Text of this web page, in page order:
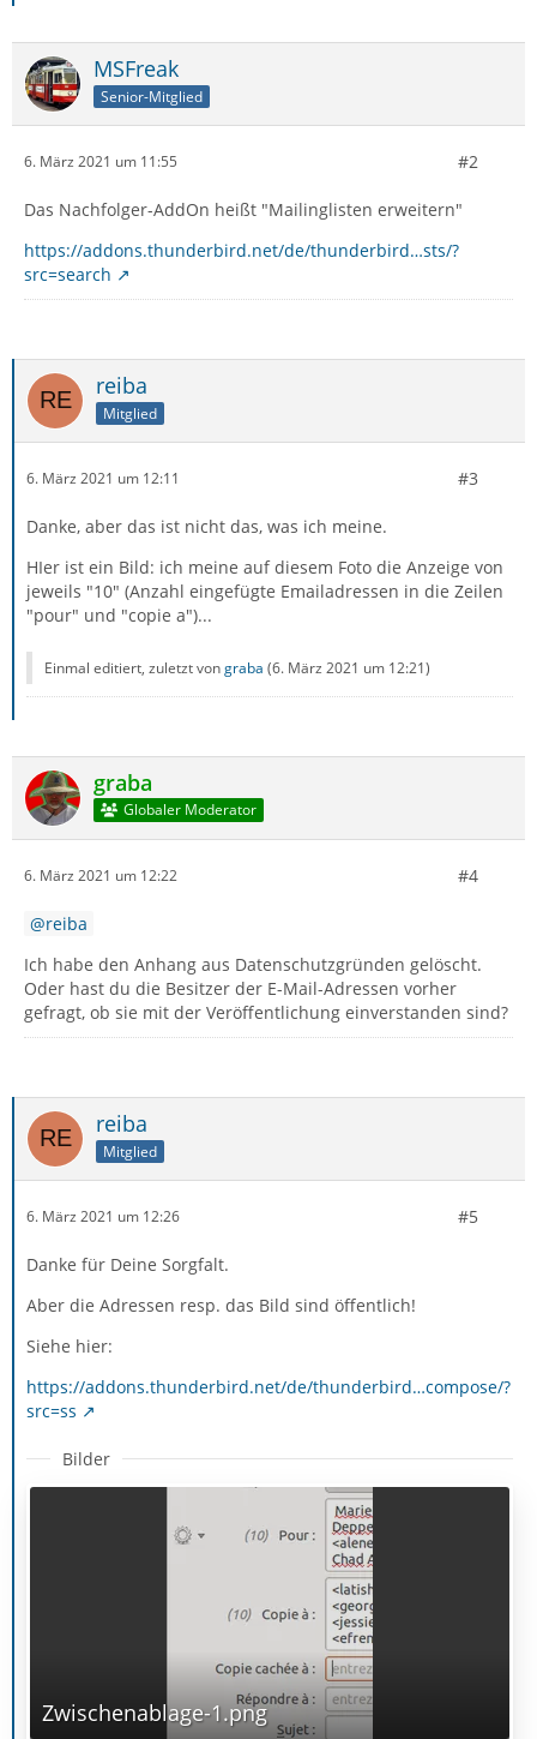
MSFreak
Senior-Mitglied
6. März 2021 um 11:55 #2
Das Nachfolger-AddOn heißt "Mailinglisten erweitern"
https://addons.thunderbird.net/de/thunderbird…sts/?
src=search
reiba
Mitglied
6. März 2021 um 12:11 #3
Danke, aber das ist nicht das, was ich meine.
HIer ist ein Bild: ich meine auf diesem Foto die Anzeige von
jeweils "10" (Anzahl eingefügte Emailadressen in die Zeilen
"pour" und "copie a")...
Einmal editiert, zuletzt vongraba (6. März 2021 um 12:21)
graba
Globaler Moderator
6. März 2021 um 12:22 #4
reiba
Ich habe den Anhang aus Datenschutzgründen gelöscht.
Oder hast du die Besitzer der E-Mail-Adressen vorher
gefragt, ob sie mit der Veröffentlichung einverstanden sind?
reiba
Mitglied
6. März 2021 um 12:26 #5
Danke für Deine Sorgfalt.
Aber die Adressen resp. das Bild sind öffentlich!
Siehe hier:
https://addons.thunderbird.net/de/thunderbird…compose/?
src=ss
Bilder
Zwischenablage-1.png